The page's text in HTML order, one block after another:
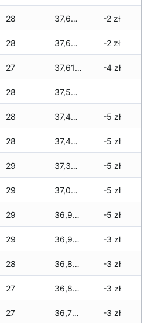
28 37,665 zł -2 zł
28 37,665 zł -2 zł
27 37,610 zł -4 zł
28 37,555 zł
28 37,455 zł -5 zł
28 37,400 zł -5 zł
29 37,345 zł -5 zł
29 37,055 zł -5 zł
29 36,955 zł -5 zł
29 36,955 zł -3 zł
28 36,865 zł -3 zł
27 36,810 zł -3 zł
27 36,755 zł -3 zł